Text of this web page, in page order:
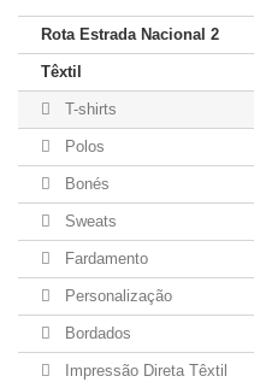
Rota Estrada Nacional 2
Têxtil
T-shirts
Polos
Bonés
Sweats
Fardamento
Personalização
Bordados
Impressão Direta Têxtil